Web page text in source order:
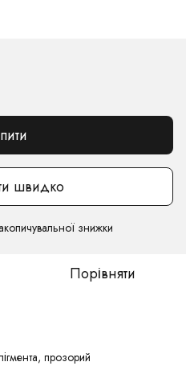
швидко
знижки
Порівняти
прозорий